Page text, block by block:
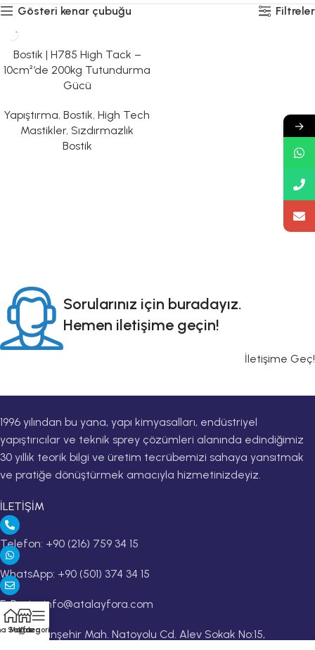
Gösteri kenar çubuğu
Filtreler
Bostik | H785 High Tack –
10cm²’de 200kg Tutundurma
Gücü
Yapıştırma, Bostik, High Tech
Mastikler, Sızdırmazlık
Bostik
Sorularınız için buradayız.
Hemen iletişime geçin!
İletişime Geç!
1996 yılından bu yana, yapı kimyasalları, endüstriyel
yapıştırıcılar ve teknik sprey çözümleri alanında edindiğimiz
30 yıllık teorik bilgi ve üretim tecrübemizi sahaya yansıtmak
ve pratiğe dönüştürmek amacıyla hizmetinizdeyiz.
İLETİŞİM
Telefon: +90 (216) 759 34 15
WhatsApp: +90 (501) 374 34 15
E-Posta: info@atalayfora.com
Adres: Altınşehir Mah. Natoyolu Cd. Alev Sokak No:15,
Sayfa
Mağaza
Kategoriler
→